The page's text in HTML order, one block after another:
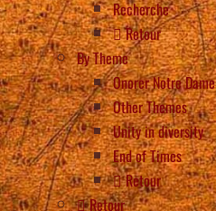
Recherche
Retour
By Theme
Onorer Notre Dame
Other Themes
Unity in diversity
End of Times
Retour
Retour